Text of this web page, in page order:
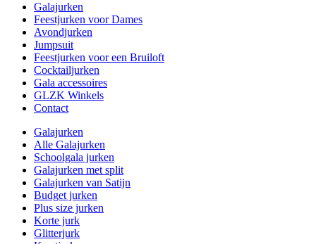
Galajurken
Feestjurken voor Dames
Avondjurken
Jumpsuit
Feestjurken voor een Bruiloft
Cocktailjurken
Gala accessoires
GLZK Winkels
Contact
Galajurken
Alle Galajurken
Schoolgala jurken
Galajurken met split
Galajurken van Satijn
Budget jurken
Plus size jurken
Korte jurk
Glitterjurk